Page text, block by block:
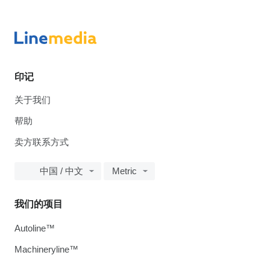
印记
关于我们
帮助
卖方联系方式
中国 / 中文 Metric
我们的项目
Autoline™
Machineryline™